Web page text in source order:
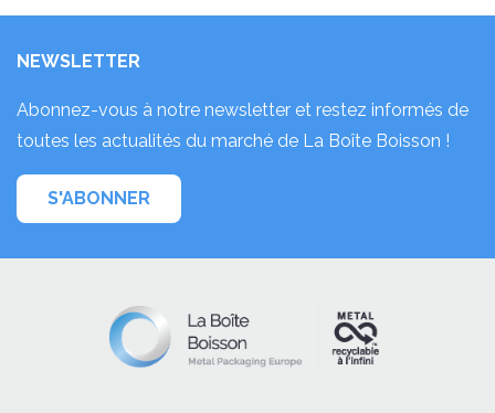
NEWSLETTER
Abonnez-vous à notre newsletter et restez informés de
toutes les actualités du marché de La Boîte Boisson !
S'ABONNER